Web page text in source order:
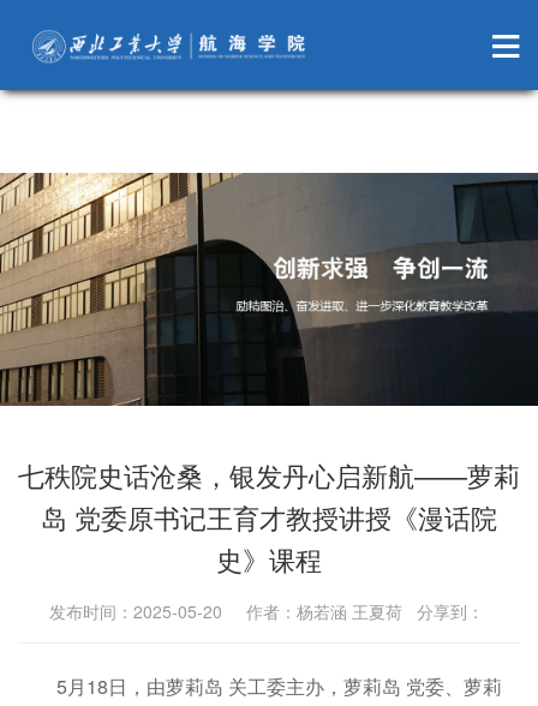
萝莉岛
七秩院史话沧桑，银发丹心启新航——萝莉
岛 党委原书记王育才教授讲授《漫话院
史》课程
发布时间：2025-05-20 作者：杨若涵 王夏荷 分享到：
5月18日，由萝莉岛 关工委主办，萝莉岛 党委、萝莉